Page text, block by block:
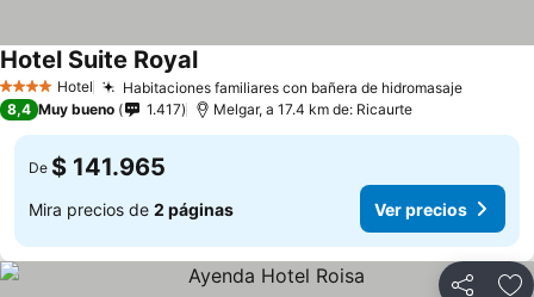
4 EstrellasHotel Habitaciones familiares con bañera de hidromasaje
Hotel Suite Royal
8,4 Muy bueno 1.417 Melgar, a 17.4 km de: Ricaurte
De $ 141.965
Mira precios de 2 páginas Ver precios